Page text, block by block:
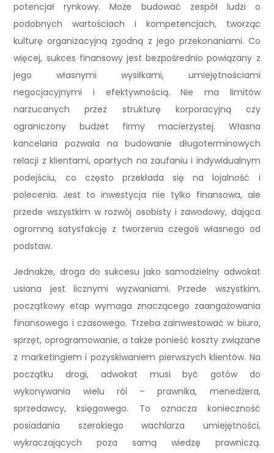
potencjał rynkowy. Może budować zespół ludzi o
podobnych wartościach i kompetencjach, tworząc
kulturę organizacyjną zgodną z jego przekonaniami. Co
więcej, sukces finansowy jest bezpośrednio powiązany z
jego własnymi wysiłkami, umiejętnościami
negocjacyjnymi i efektywnością. Nie ma limitów
narzucanych przez strukturę korporacyjną czy
ograniczony budżet firmy macierzystej. Własna
kancelaria pozwala na budowanie długoterminowych
relacji z klientami, opartych na zaufaniu i indywidualnym
podejściu, co często przekłada się na lojalność i
polecenia. Jest to inwestycja nie tylko finansowa, ale
przede wszystkim w rozwój osobisty i zawodowy, dająca
ogromną satysfakcję z tworzenia czegoś własnego od
podstaw.
Jednakże, droga do sukcesu jako samodzielny adwokat
usiana jest licznymi wyzwaniami. Przede wszystkim,
początkowy etap wymaga znaczącego zaangażowania
finansowego i czasowego. Trzeba zainwestować w biuro,
sprzęt, oprogramowanie, a także ponieść koszty związane
z marketingiem i pozyskiwaniem pierwszych klientów. Na
początku drogi, adwokat musi być gotów do
wykonywania wielu ról – prawnika, menedżera,
sprzedawcy, księgowego. To oznacza konieczność
posiadania szerokiego wachlarza umiejętności,
wykraczających poza samą wiedzę prawniczą.